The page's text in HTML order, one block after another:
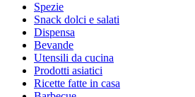
Spezie
Snack dolci e salati
Dispensa
Bevande
Utensili da cucina
Prodotti asiatici
Ricette fatte in casa